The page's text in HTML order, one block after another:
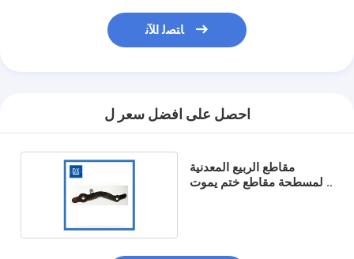
ﺎﺘﺼﻟ ﺍﻶﻧ
احصل على افضل سعر ل
مقاطع الربيع المعدنية
المسطحة مقاطع ختم يموت